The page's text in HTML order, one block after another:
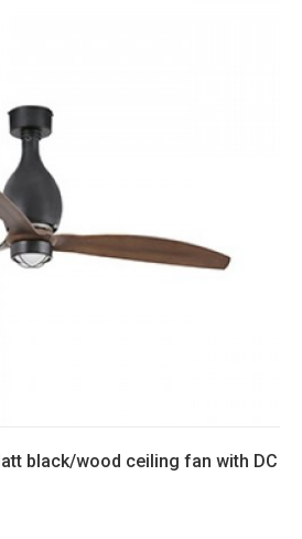
black/wood ceiling fan with DC